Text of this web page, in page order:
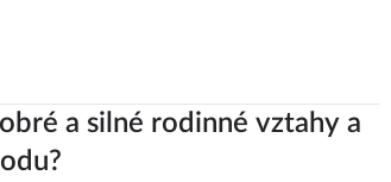
a silné rodinné vztahy a